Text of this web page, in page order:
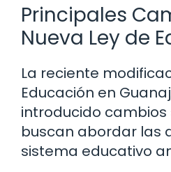
Principales
Nueva Ley de
La reciente
Educación en
introducido cambios
buscan abordar las
sistema educativo